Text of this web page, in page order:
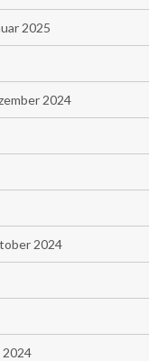
2025
2024
2024
2024